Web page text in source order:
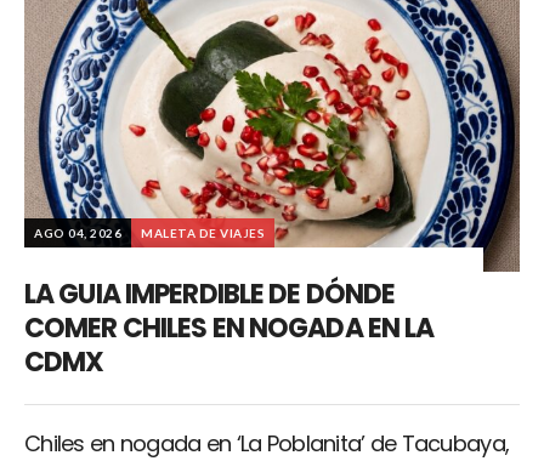
AGO 04, 2026 MALETA DE VIAJES
LA GUIA IMPERDIBLE DE DÓNDE
COMER CHILES EN NOGADA EN LA
CDMX
Chiles en nogada en ‘La Poblanita’ de Tacubaya,